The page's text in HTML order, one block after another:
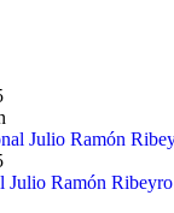
Julio Ramón Ribeyro